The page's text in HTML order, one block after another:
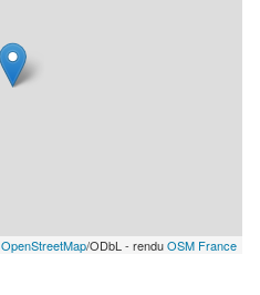
OpenStreetMap/ODbL - renduOSM France